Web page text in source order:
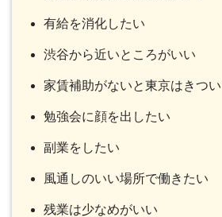
有給を消化したい
渋谷から近いところがいい
家賃補助がないと東京はきつい
勉強会に顔を出したい
副業をしたい
風通しのいい場所で働きたい
残業は少なめがいい